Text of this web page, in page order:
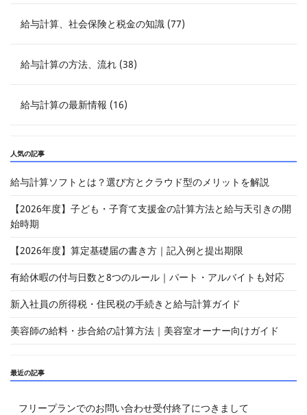
給与計算、社会保険と税金の知識 (77)
給与計算の方法、流れ (38)
給与計算の最新情報 (16)
人気の記事
給与計算ソフトとは？選び方とクラウド型のメリットを解説
【2026年度】子ども・子育て支援金の計算方法と給与天引きの開
始時期
【2026年度】算定基礎届の書き方｜記入例と提出期限
有給休暇の付与日数と8つのルール｜パート・アルバイトも対応
新入社員の所得税・住民税の手続きと給与計算ガイド
美容師の給料・歩合給の計算方法｜美容室オーナー向けガイド
最近の記事
フリープランでのお問い合わせ受付終了につきまして